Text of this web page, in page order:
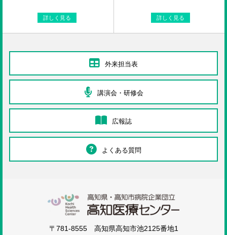
詳しく見る 詳しく見る
外来担当表
講演会・研修会
広報誌
よくある質問
〒781-8555 高知県高知市池2125番地1